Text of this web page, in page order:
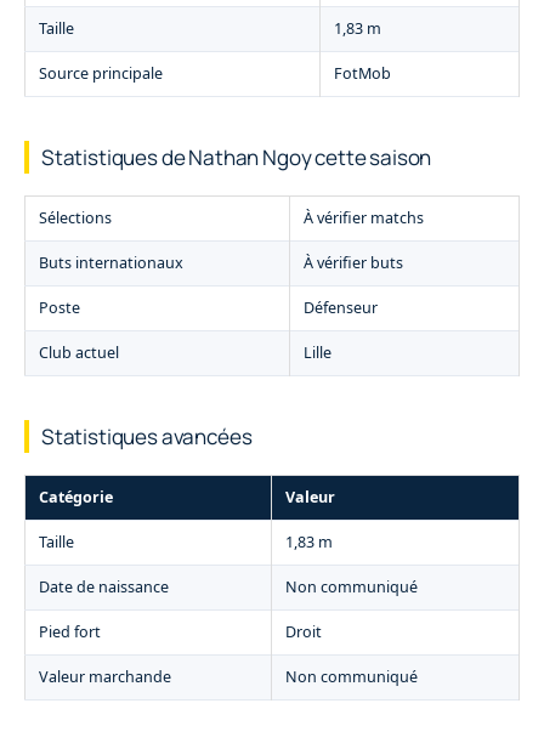
Taille 1,83 m
Source principale FotMob
Statistiques de Nathan Ngoy cette saison
Sélections À vérifier matchs
Buts internationaux À vérifier buts
Poste Défenseur
Club actuel Lille
Statistiques avancées
Catégorie Valeur
Taille 1,83 m
Date de naissance Non communiqué
Pied fort Droit
Valeur marchande Non communiqué